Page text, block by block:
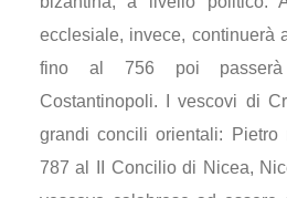
ecclesiale, invece, continuerà
fino al 756 poi passerà
Costantinopoli. I vescovi di
grandi concili orientali: Pietro
787 al II Concilio di Nicea,